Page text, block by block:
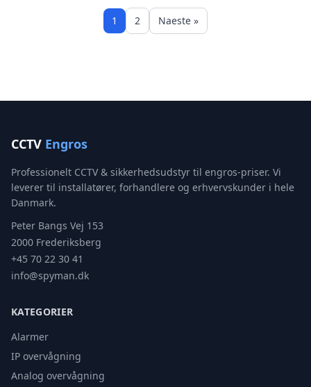
1 2 Naeste »
CCTV Engros
Professionelt CCTV & sikkerhedsudstyr til engros-priser. Vi
leverer til installatører, forhandlere og erhvervskunder i hele
Danmark.
Peter Bangs Vej 153
2000 Frederiksberg
+45 70 22 30 41
info@spyman.dk
KATEGORIER
Alarmer
IP overvågning
Analog overvågning